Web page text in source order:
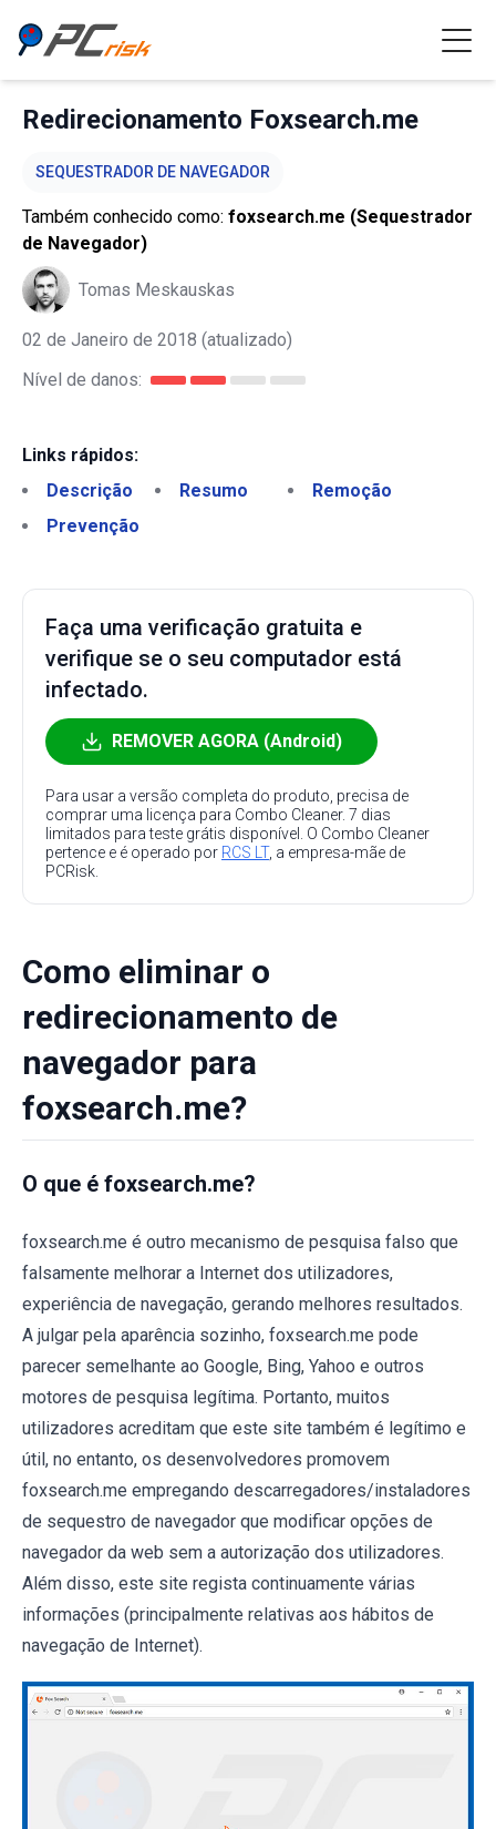
Redirecionamento Foxsearch.me
SEQUESTRADOR DE NAVEGADOR
Também conhecido como: foxsearch.me (Sequestrador
de Navegador)
Tomas Meskauskas
02 de Janeiro de 2018 (atualizado)
Nível de danos:
Links rápidos:
Descrição
Resumo
Remoção
Prevenção
Faça uma verificação gratuita e
verifique se o seu computador está
infectado.
REMOVER AGORA (Android)
Para usar a versão completa do produto, precisa de
comprar uma licença para Combo Cleaner. 7 dias
limitados para teste grátis disponível. O Combo Cleaner
pertence e é operado por RCS LT, a empresa-mãe de
PCRisk.
Como eliminar o
redirecionamento de
navegador para
foxsearch.me?
O que é foxsearch.me?
foxsearch.me é outro mecanismo de pesquisa falso que
falsamente melhorar a Internet dos utilizadores,
experiência de navegação, gerando melhores resultados.
A julgar pela aparência sozinho, foxsearch.me pode
parecer semelhante ao Google, Bing, Yahoo e outros
motores de pesquisa legítima. Portanto, muitos
utilizadores acreditam que este site também é legítimo e
útil, no entanto, os desenvolvedores promovem
foxsearch.me empregando descarregadores/instaladores
de sequestro de navegador que modificar opções de
navegador da web sem a autorização dos utilizadores.
Além disso, este site regista continuamente várias
informações (principalmente relativas aos hábitos de
navegação de Internet).